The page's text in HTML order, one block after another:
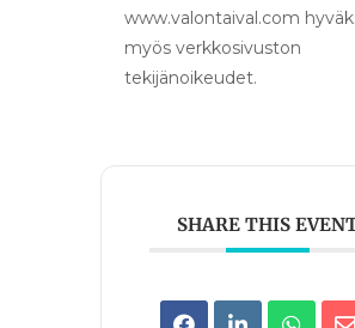
www.valontaival.com
myös verkkosivuston
tekijänoikeudet.
SHARE THIS